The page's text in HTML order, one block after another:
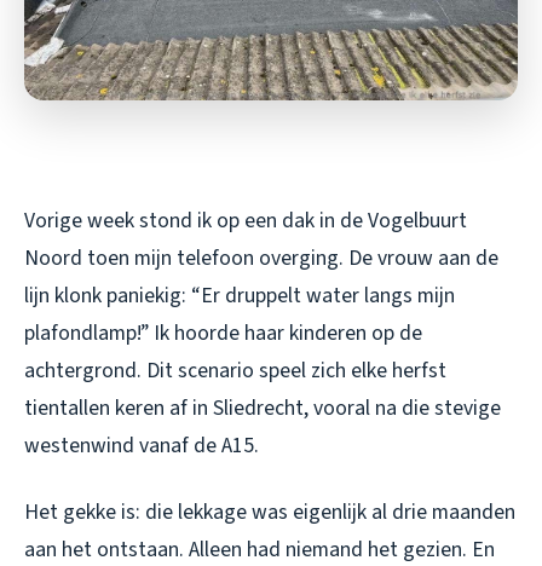
Vorige week stond ik op een dak in de Vogelbuurt
Noord toen mijn telefoon overging. De vrouw aan de
lijn klonk paniekig: “Er druppelt water langs mijn
plafondlamp!” Ik hoorde haar kinderen op de
achtergrond. Dit scenario speel zich elke herfst
tientallen keren af in Sliedrecht, vooral na die stevige
westenwind vanaf de A15.
Het gekke is: die lekkage was eigenlijk al drie maanden
aan het ontstaan. Alleen had niemand het gezien. En